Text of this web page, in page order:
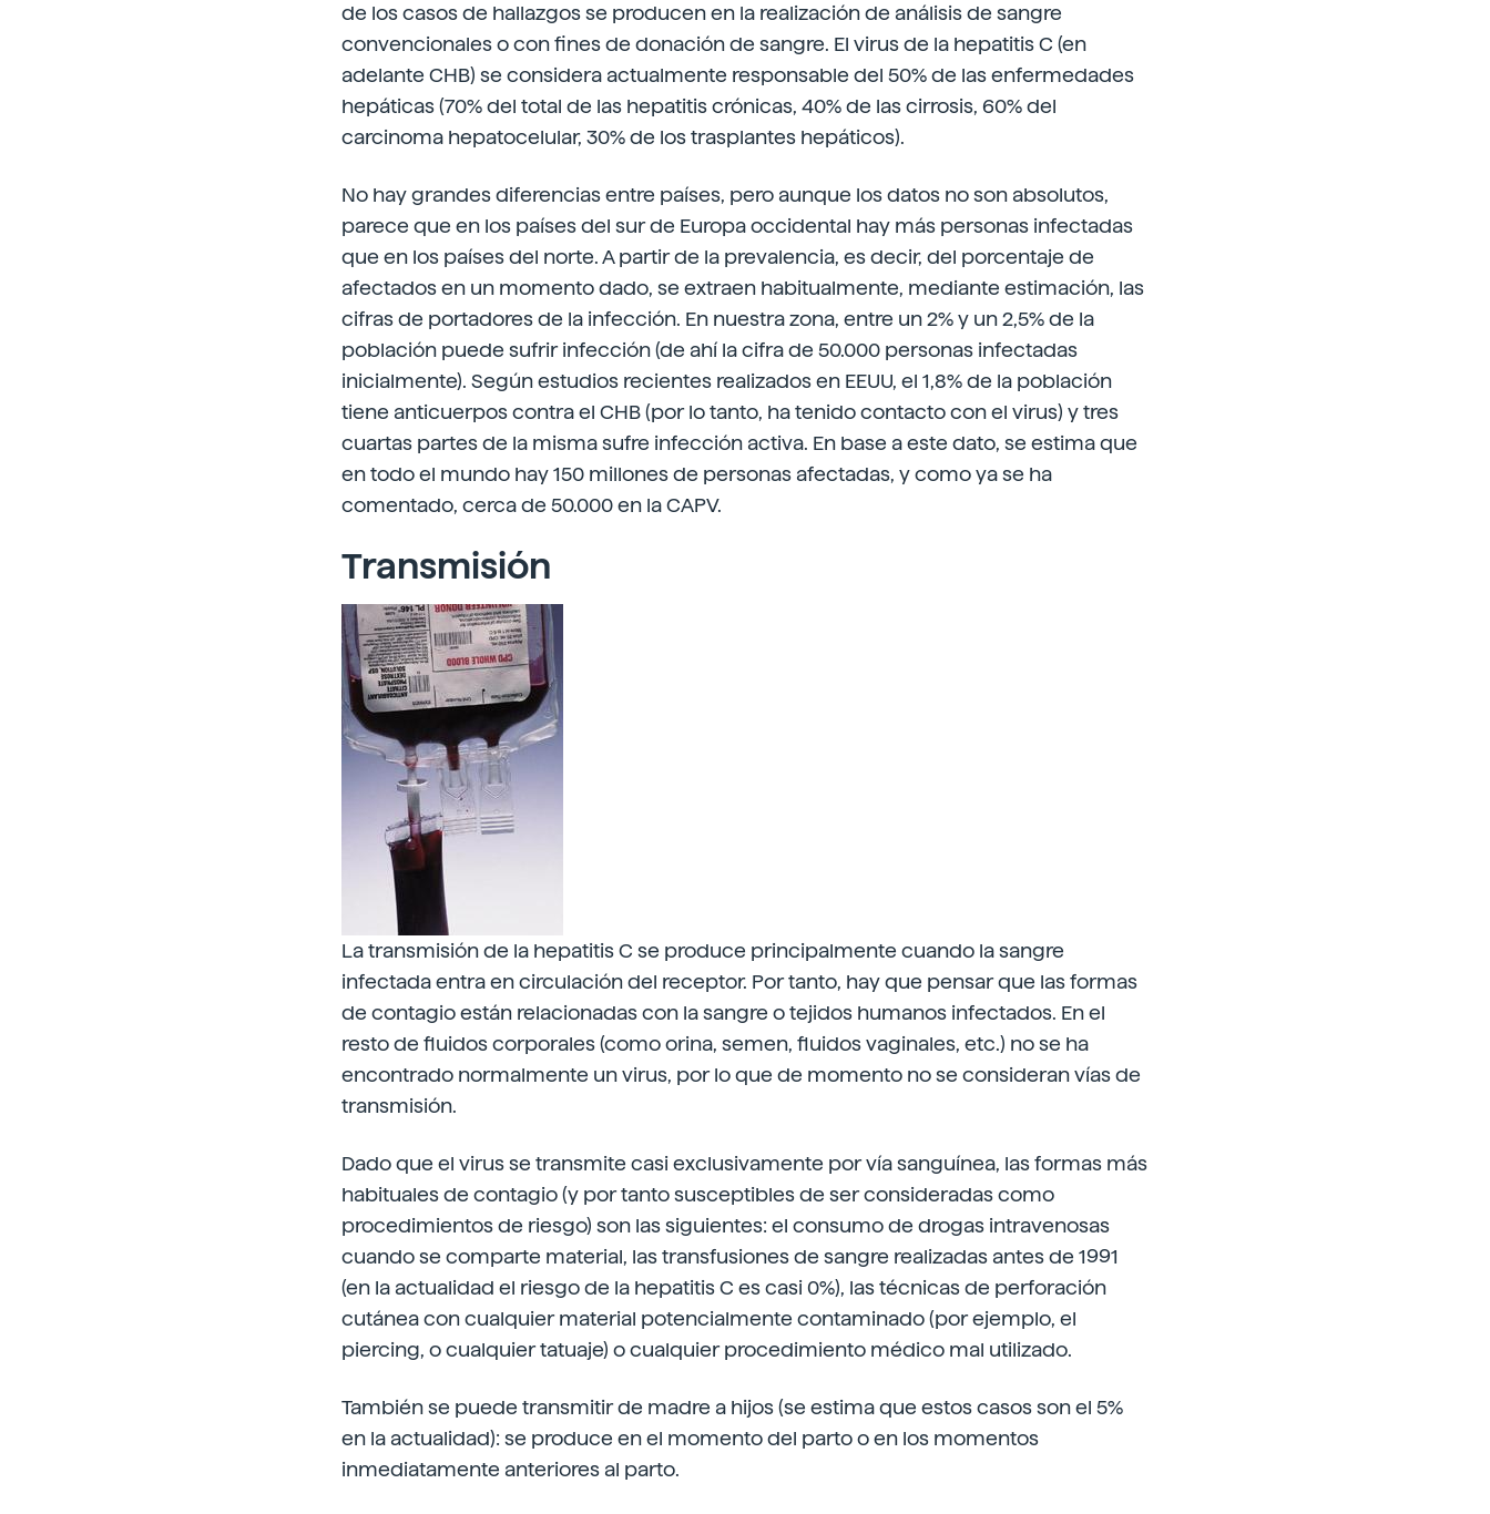
de los casos de hallazgos se producen en la realización de análisis de sangre
convencionales o con fines de donación de sangre. El virus de la hepatitis C (en
adelante CHB) se considera actualmente responsable del 50% de las enfermedades
hepáticas (70% del total de las hepatitis crónicas, 40% de las cirrosis, 60% del
carcinoma hepatocelular, 30% de los trasplantes hepáticos).
No hay grandes diferencias entre países, pero aunque los datos no son absolutos,
parece que en los países del sur de Europa occidental hay más personas infectadas
que en los países del norte. A partir de la prevalencia, es decir, del porcentaje de
afectados en un momento dado, se extraen habitualmente, mediante estimación, las
cifras de portadores de la infección. En nuestra zona, entre un 2% y un 2,5% de la
población puede sufrir infección (de ahí la cifra de 50.000 personas infectadas
inicialmente). Según estudios recientes realizados en EEUU, el 1,8% de la población
tiene anticuerpos contra el CHB (por lo tanto, ha tenido contacto con el virus) y tres
cuartas partes de la misma sufre infección activa. En base a este dato, se estima que
en todo el mundo hay 150 millones de personas afectadas, y como ya se ha
comentado, cerca de 50.000 en la CAPV.
Transmisión
La transmisión de la hepatitis C se produce principalmente cuando la sangre
infectada entra en circulación del receptor. Por tanto, hay que pensar que las formas
de contagio están relacionadas con la sangre o tejidos humanos infectados. En el
resto de fluidos corporales (como orina, semen, fluidos vaginales, etc.) no se ha
encontrado normalmente un virus, por lo que de momento no se consideran vías de
transmisión.
Dado que el virus se transmite casi exclusivamente por vía sanguínea, las formas más
habituales de contagio (y por tanto susceptibles de ser consideradas como
procedimientos de riesgo) son las siguientes: el consumo de drogas intravenosas
cuando se comparte material, las transfusiones de sangre realizadas antes de 1991
(en la actualidad el riesgo de la hepatitis C es casi 0%), las técnicas de perforación
cutánea con cualquier material potencialmente contaminado (por ejemplo, el
piercing, o cualquier tatuaje) o cualquier procedimiento médico mal utilizado.
También se puede transmitir de madre a hijos (se estima que estos casos son el 5%
en la actualidad): se produce en el momento del parto o en los momentos
inmediatamente anteriores al parto.